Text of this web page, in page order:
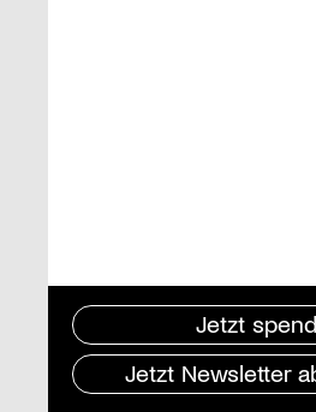
Jetzt
Jetzt Newsletter